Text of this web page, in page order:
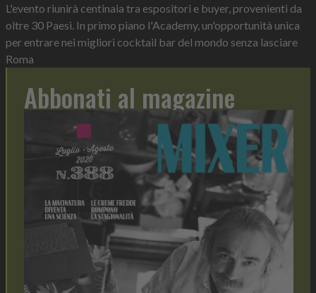
L'evento riunirà centinaia tra espositori e buyer, provenienti da
oltre 30 Paesi. In primo piano l'Academy, un'opportunità unica
per entrare nei migliori cocktail bar del mondo senza lasciare
Roma
Abbonati al magazine